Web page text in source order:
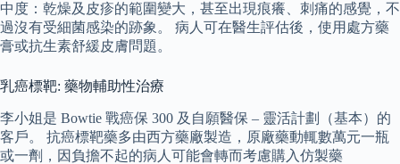
中度：乾燥及皮疹的範圍變大，甚至出現痕癢、刺痛的感覺，不
過沒有受細菌感染的跡象。 病人可在醫生評估後，使用處方藥
膏或抗生素舒緩皮膚問題。
乳癌標靶: 藥物輔助性治療
李小姐是 Bowtie 戰癌保 300 及自願醫保 – 靈活計劃（基本）的
客戶。 抗癌標靶藥多由西方藥廠製造，原廠藥動輒數萬元一瓶
或一劑，因負擔不起的病人可能會轉而考慮購入仿製藥